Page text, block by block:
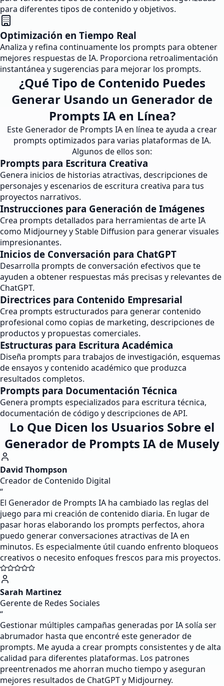
para diferentes tipos de contenido y objetivos.
Optimización en Tiempo Real
Analiza y refina continuamente los prompts para obtener
mejores respuestas de IA. Proporciona retroalimentación
instantánea y sugerencias para mejorar los prompts.
¿Qué Tipo de Contenido Puedes
Generar Usando un Generador de
Prompts IA en Línea?
Este Generador de Prompts IA en línea te ayuda a crear
prompts optimizados para varias plataformas de IA.
Algunos de ellos son:
Prompts para Escritura Creativa
Genera inicios de historias atractivas, descripciones de
personajes y escenarios de escritura creativa para tus
proyectos narrativos.
Instrucciones para Generación de Imágenes
Crea prompts detallados para herramientas de arte IA
como Midjourney y Stable Diffusion para generar visuales
impresionantes.
Inicios de Conversación para ChatGPT
Desarrolla prompts de conversación efectivos que te
ayuden a obtener respuestas más precisas y relevantes de
ChatGPT.
Directrices para Contenido Empresarial
Crea prompts estructurados para generar contenido
profesional como copias de marketing, descripciones de
productos y propuestas comerciales.
Estructuras para Escritura Académica
Diseña prompts para trabajos de investigación, esquemas
de ensayos y contenido académico que produzca
resultados completos.
Prompts para Documentación Técnica
Genera prompts especializados para escritura técnica,
documentación de código y descripciones de API.
Lo Que Dicen los Usuarios Sobre el
Generador de Prompts IA de Musely
David Thompson
Creador de Contenido Digital
“
El Generador de Prompts IA ha cambiado las reglas del
juego para mi creación de contenido diaria. En lugar de
pasar horas elaborando los prompts perfectos, ahora
puedo generar conversaciones atractivas de IA en
minutos. Es especialmente útil cuando enfrento bloqueos
creativos o necesito enfoques frescos para mis proyectos.
Sarah Martinez
Gerente de Redes Sociales
“
Gestionar múltiples campañas generadas por IA solía ser
abrumador hasta que encontré este generador de
prompts. Me ayuda a crear prompts consistentes y de alta
calidad para diferentes plataformas. Los patrones
preentrenados me ahorran mucho tiempo y aseguran
mejores resultados de ChatGPT y Midjourney.